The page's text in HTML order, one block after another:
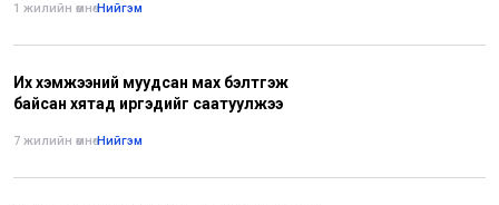
1 жилийн өмнө•Нийгэм
Их хэмжээний муудсан мах бэлтгэж
байсан хятад иргэдийг саатуулжээ
7 жилийн өмнө•Нийгэм